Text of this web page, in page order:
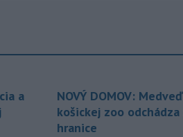
a
NOVÝ DOMOV:
košickej zoo odchádza
hranice